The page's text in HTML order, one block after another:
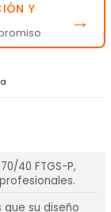
Y →
40 FTGS-P,
su diseño